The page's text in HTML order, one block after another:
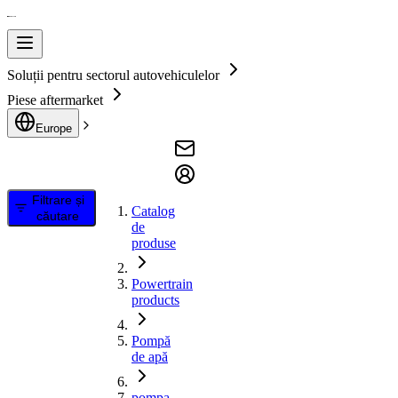
Soluții pentru sectorul autovehiculelor
Piese aftermarket
Europe
Filtrare și
căutare
Catalog
de
produse
Powertrain
products
Pompă
de apă